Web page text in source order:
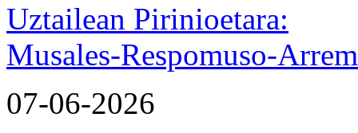
Uztailean Pirinioetara:
Musales-Respomuso-
07-06-2026